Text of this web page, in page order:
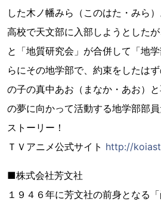
した木ノ幡みら（このはた・みら）
高校で天文部に入部しようとしたが
と「地質研究会」が合併して「地
らにその地学部で、約束をしたは
の子の真中あお（まなか・あお）
の夢に向かって活動する地学部部
ストーリー！
ＴＶアニメ公式サイト http://
■株式会社芳文社
１９４６年に芳文社の前身となる